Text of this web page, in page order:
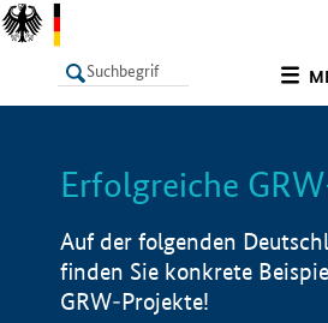
LISTE
Erfolgreiche
Auf der folgenden
finden Sie konkrete
GRW-Projekte!